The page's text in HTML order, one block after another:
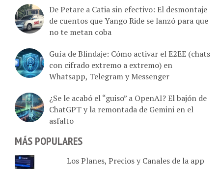
De Petare a Catia sin efectivo: El desmontaje
de cuentos que Yango Ride se lanzó para que
no te metan coba
Guía de Blindaje: Cómo activar el E2EE (chats
con cifrado extremo a extremo) en
Whatsapp, Telegram y Messenger
¿Se le acabó el “guiso” a OpenAI? El bajón de
ChatGPT y la remontada de Gemini en el
asfalto
MÁS POPULARES
Los Planes, Precios y Canales de la app